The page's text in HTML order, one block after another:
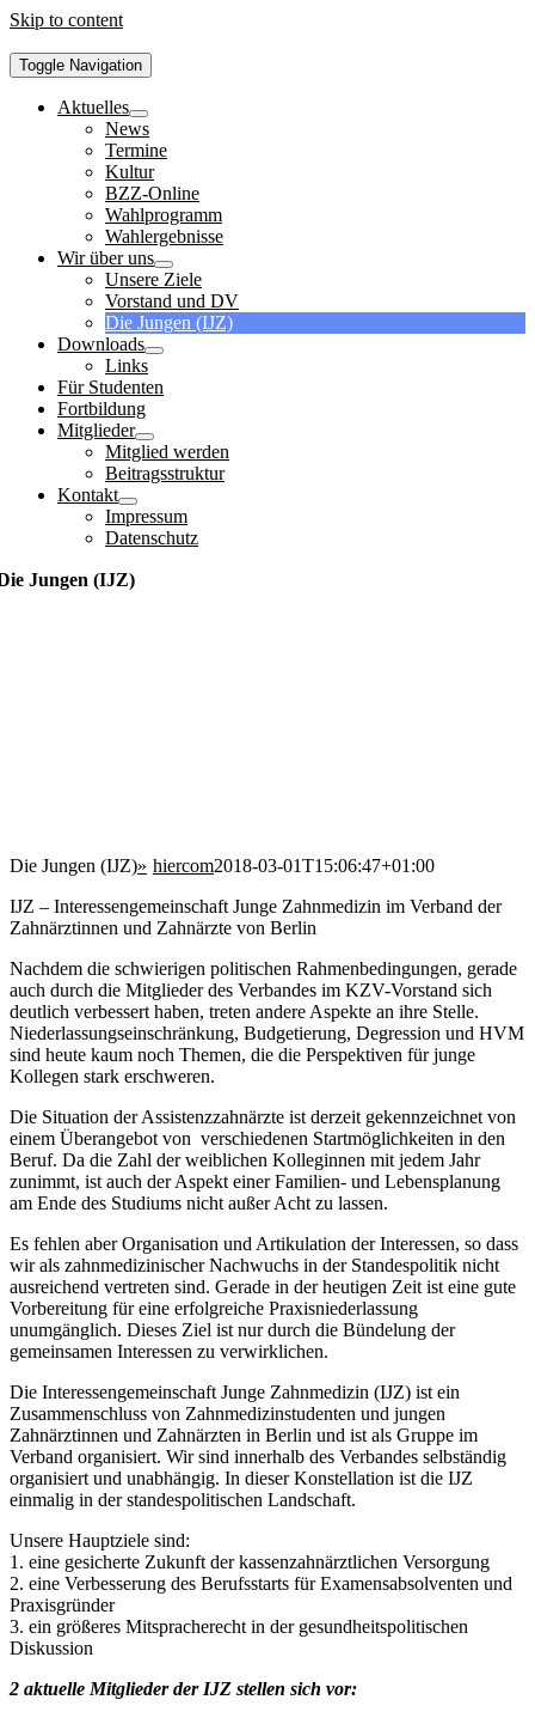
Skip to content
Toggle Navigation
Aktuelles
News
Termine
Kultur
BZZ-Online
Wahlprogramm
Wahlergebnisse
Wir über uns
Unsere Ziele
Vorstand und DV
Die Jungen (IJZ)
Downloads
Links
Für Studenten
Fortbildung
Mitglieder
Mitglied werden
Beitragsstruktur
Kontakt
Impressum
Datenschutz
Jungen (IJZ)
Die Jungen (IJZ) hiercom2018-03-01T15:06:47+01:00
IJZ – Interessengemeinschaft Junge Zahnmedizin im Verband der
Zahnärztinnen und Zahnärzte von Berlin
Nachdem die schwierigen politischen Rahmenbedingungen, gerade
auch durch die Mitglieder des Verbandes im KZV-Vorstand sich
deutlich verbessert haben, treten andere Aspekte an ihre Stelle.
Niederlassungseinschränkung, Budgetierung, Degression und HVM
sind heute kaum noch Themen, die die Perspektiven für junge
Kollegen stark erschweren.
Die Situation der Assistenzzahnärzte ist derzeit gekennzeichnet von
einem Überangebot von verschiedenen Startmöglichkeiten in den
Beruf. Da die Zahl der weiblichen Kolleginnen mit jedem Jahr
zunimmt, ist auch der Aspekt einer Familien- und Lebensplanung
am Ende des Studiums nicht außer Acht zu lassen.
Es fehlen aber Organisation und Artikulation der Interessen, so dass
wir als zahnmedizinischer Nachwuchs in der Standespolitik nicht
ausreichend vertreten sind. Gerade in der heutigen Zeit ist eine gute
Vorbereitung für eine erfolgreiche Praxisniederlassung
unumgänglich. Dieses Ziel ist nur durch die Bündelung der
gemeinsamen Interessen zu verwirklichen.
Die Interessengemeinschaft Junge Zahnmedizin (IJZ) ist ein
Zusammenschluss von Zahnmedizinstudenten und jungen
Zahnärztinnen und Zahnärzten in Berlin und ist als Gruppe im
Verband organisiert. Wir sind innerhalb des Verbandes selbständig
organisiert und unabhängig. In dieser Konstellation ist die IJZ
einmalig in der standespolitischen Landschaft.
Unsere Hauptziele sind:
1. eine gesicherte Zukunft der kassenzahnärztlichen Versorgung
2. eine Verbesserung des Berufsstarts für Examensabsolventen und
Praxisgründer
3. ein größeres Mitspracherecht in der gesundheitspolitischen
Diskussion
2 aktuelle Mitglieder der IJZ stellen sich vor: